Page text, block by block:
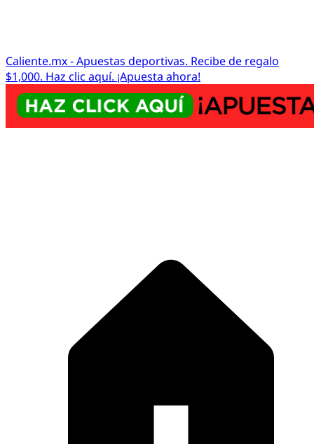
Caliente.mx - Apuestas deportivas. Recibe de regalo
$1,000. Haz clic aquí. ¡Apuesta ahora!